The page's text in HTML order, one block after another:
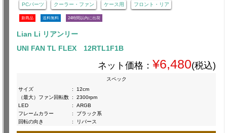
PCパーツ クーラー・ファン ケース用 フロント・リア
新商品 送料無料 24時間以内に出荷
Lian Li リアンリー
UNI FAN TL FLEX 12RTL1F1B
ネット価格： ¥6,480(税込)
スペック
サイズ
:
12cm
（最大）ファン回転数 :
2300rpm
LED
:
ARGB
フレームカラー
:
ブラック系
回転の向き
: リバース